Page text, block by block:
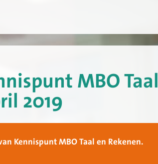
MBO Taal
2019
Kennispunt MBO Taal en Rekenen.